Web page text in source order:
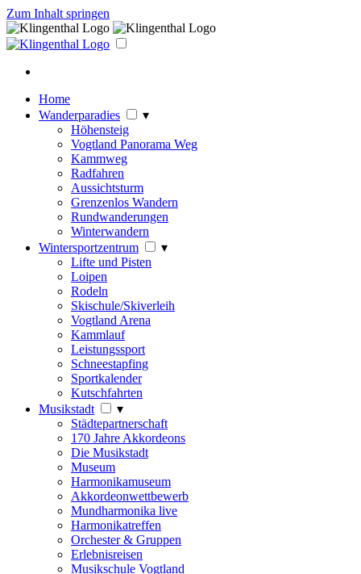
Zum Inhalt springen
Home
Wanderparadies
▾
Höhensteig
Vogtland Panorama Weg
Kammweg
Radfahren
Aussichtsturm
Grenzenlos Wandern
Rundwanderungen
Winterwandern
Wintersportzentrum
▾
Lifte und Pisten
Loipen
Rodeln
Skischule/Skiverleih
Vogtland Arena
Kammlauf
Leistungssport
Schneestapfing
Sportkalender
Kutschfahrten
Musikstadt
▾
Städtepartnerschaft
170 Jahre Akkordeons
Die Musikstadt
Museum
Harmonikamuseum
Akkordeonwettbewerb
Mundharmonika live
Harmonikatreffen
Orchester & Gruppen
Erlebnisreisen
Musikschule Vogtland